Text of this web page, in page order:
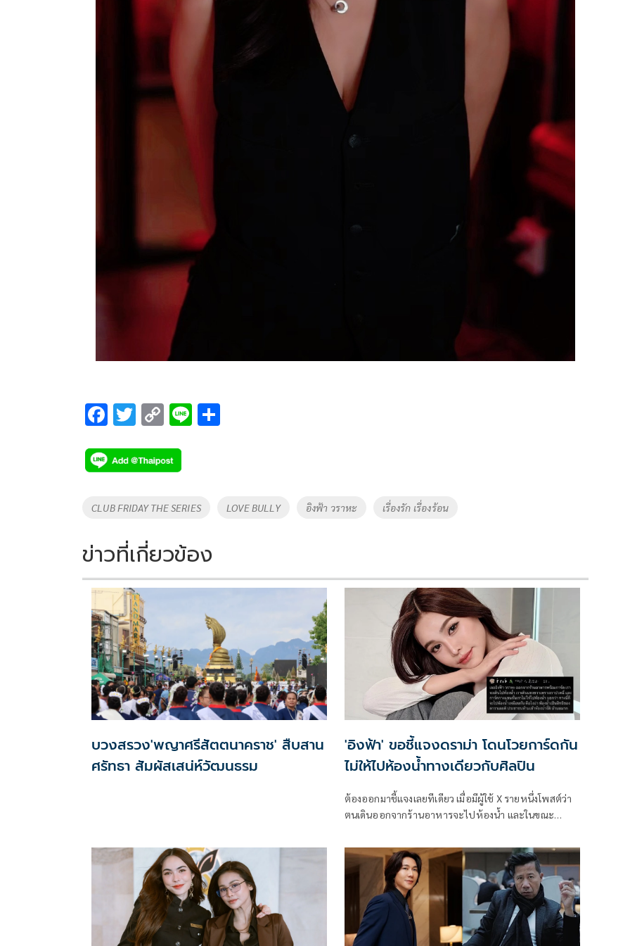
F
e
b
o
k
T
tt
er
C
p
y
Li
k
Li
Tags
CLUB FRIDAY THE SERIES LOVE BULLY อิงฟ้า วราหะ เรื่องรัก เรื่องร้อน
ข่าวที่เกี่ยวข้อง
บวงสรวง'พญาศรีสัตตนาคราช' สืบสาน
ศรัทธา สัมผัสเสน่ห์วัฒนธรม
'อิงฟ้า' ขอชี้แจงดราม่า โดนโวยการ์ดกัน
ไม่ให้ไปห้องน้ำทางเดียวกับศิลปิน
ต้องออกมาชี้แจงเลยทีเดียว เมื่อมีผู้ใช้ X รายหนึ่งโพสต์ว่า
ตนเดินออกจากร้านอาหารจะไปห้องน้ำ และในขณะ
การ์ดกลับกั้นไว้และบอกว่าทางนี้ก็จะไปห้องน้ำเหมือนกัน
พร้อมทิ้งท้ายโพสต์ว่าห้องน้ำเป็นสิทธิของดารา ประชาชน
ห้ามเข้าเหรอ